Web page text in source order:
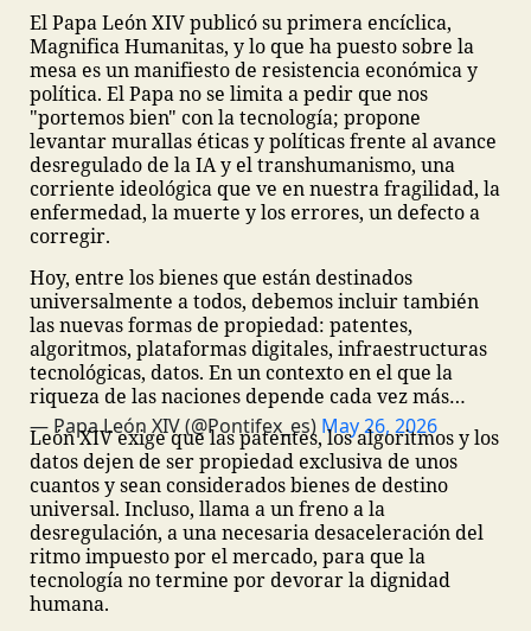
El Papa León XIV publicó su primera encíclica,
Magnifica Humanitas, y lo que ha puesto sobre la
mesa es un manifiesto de resistencia económica y
política. El Papa no se limita a pedir que nos
"portemos bien" con la tecnología; propone
levantar murallas éticas y políticas frente al avance
desregulado de la IA y el transhumanismo, una
corriente ideológica que ve en nuestra fragilidad, la
enfermedad, la muerte y los errores, un defecto a
corregir.
Hoy, entre los bienes que están destinados
universalmente a todos, debemos incluir también
las nuevas formas de propiedad: patentes,
algoritmos, plataformas digitales, infraestructuras
tecnológicas, datos. En un contexto en el que la
riqueza de las naciones depende cada vez más…
— Papa León XIV (@Pontifex_es) May 26, 2026
León XIV exige que las patentes, los algoritmos y los
datos dejen de ser propiedad exclusiva de unos
cuantos y sean considerados bienes de destino
universal. Incluso, llama a un freno a la
desregulación, a una necesaria desaceleración del
ritmo impuesto por el mercado, para que la
tecnología no termine por devorar la dignidad
humana.